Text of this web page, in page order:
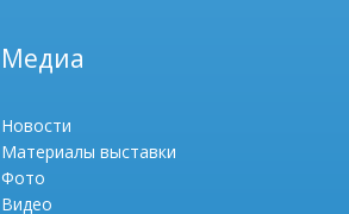
Медиа
Новости
Материалы выставки
Фото
Видео